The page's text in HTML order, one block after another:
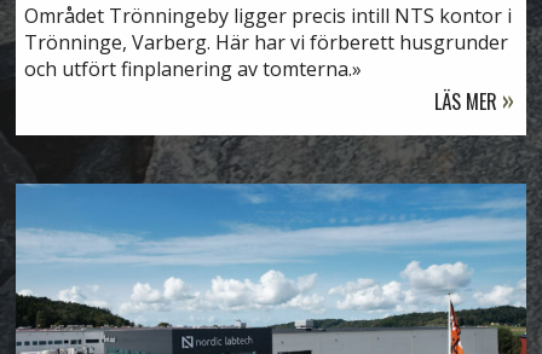
Området Trönningeby ligger precis intill NTS kontor i
Trönninge, Varberg. Här har vi förberett husgrunder
och utfört finplanering av tomterna.
LÄS MER